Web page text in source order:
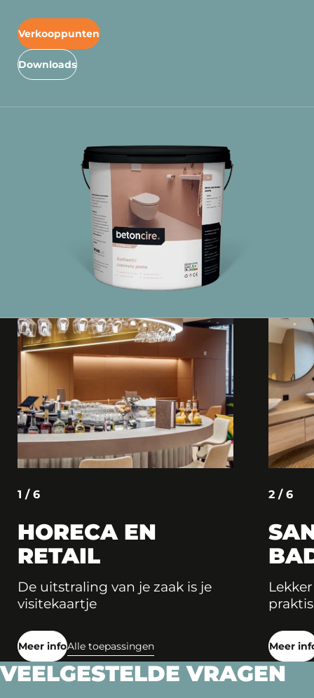
Verkooppunten
Downloads
1 / 6
HORECA EN
RETAIL
De uitstraling van je zaak is je
visitekaartje
Meer infoAlle toepassingen
2 / 6
Meer
VEELGESTELDE VRAGEN